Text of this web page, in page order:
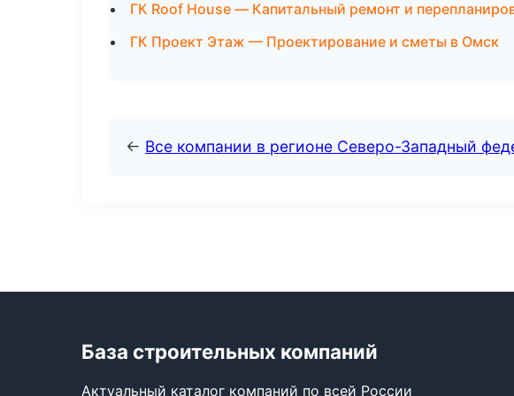
ГК Roof House — Капитальный ремонт и
ГК Проект Этаж — Проектирование и сметы в Омск
← Все компании в регионе Северо-Западный
База строительных компаний
Актуальный каталог компаний по всей России